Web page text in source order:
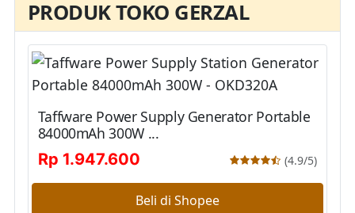
PRODUK TOKO GERZAL
Taffware Power Supply Generator Portable
84000mAh 300W ...
Rp 1.947.600
(4.9/5)
Beli di Shopee